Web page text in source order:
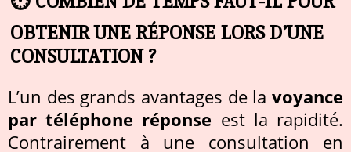
OBTENIR UNE RÉPONSE LORS D’UNE
CONSULTATION ?
L’un des grands avantages de la voyance
par téléphone réponse est la rapidité.
Contrairement à une consultation en